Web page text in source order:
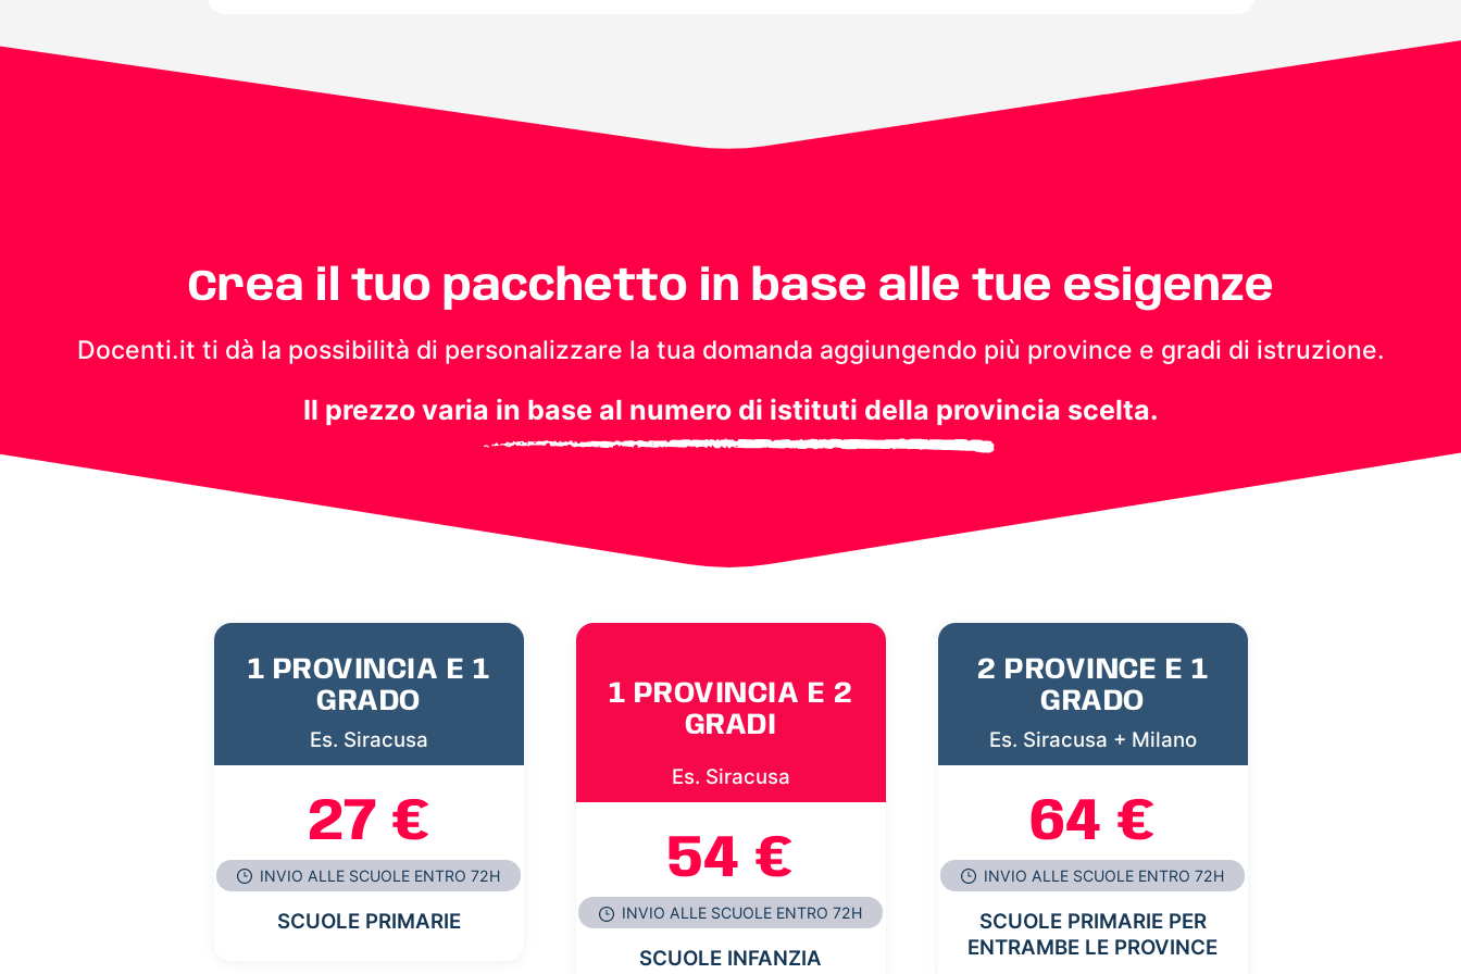
Crea il tuo pacchetto in base alle tue esigenze
Docenti.it ti dà la possibilità di personalizzare la tua domanda aggiungendo più province e gradi di istruzione.
Il prezzo varia in base al numero di istituti della provincia scelta.
1 PROVINCIA E 1
GRADO
Es. Siracusa
27 €
INVIO ALLE SCUOLE ENTRO 72H
SCUOLE PRIMARIE
1 PROVINCIA E 2
GRADI
Es. Siracusa
54 €
INVIO ALLE SCUOLE ENTRO 72H
SCUOLE INFANZIA
2 PROVINCE E 1
GRADO
Es. Siracusa + Milano
64 €
INVIO ALLE SCUOLE ENTRO 72H
SCUOLE PRIMARIE PER
ENTRAMBE LE PROVINCE